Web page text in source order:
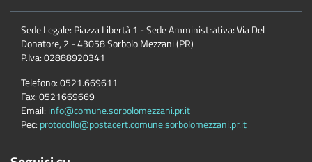
Sede Legale: Piazza Libertà 1 - Sede Amministrativa: Via Del
Donatore, 2 - 43058 Sorbolo Mezzani (PR)
P.Iva:02888920341
Telefono:0521.669611
Fax:0521669669
Email: info@comune.sorbolomezzani.pr.it
Pec: protocollo@postacert.comune.sorbolomezzani.pr.it